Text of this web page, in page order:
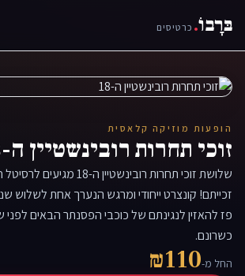
בּרָבוֹ. כרטיסים
הופעות מוזיקה קלאסית
זוכי תחרות רובינשטיין ה-18
שלושת זוכי תחרות רובינשטיין ה-
זכייתם! קונצרט ייחודי ומרגש הנערך אחת לשלוש
פז להאזין לנגינתם של כוכבי הפסנתר הבאים
כשרונם.
החל מ-₪110